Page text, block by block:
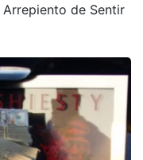
de Sentir